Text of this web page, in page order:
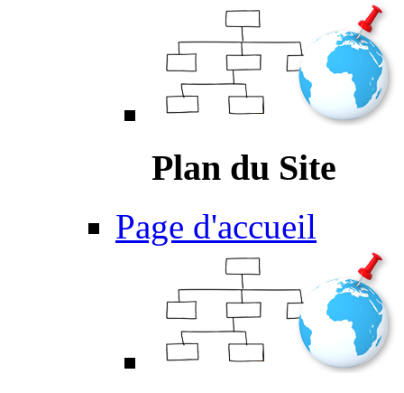
Plan du Site
Page d'accueil